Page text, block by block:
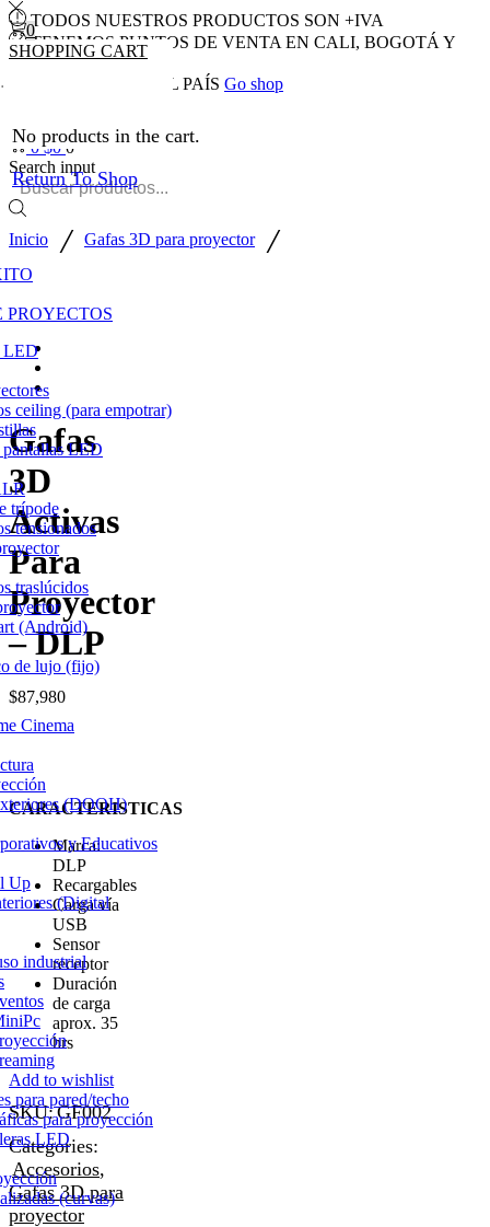
TODOS NUESTROS PRODUCTOS SON +IVA
TENEMOS PUNTOS DE VENTA EN CALI, BOGOTÁ Y
MEDELLÍN
ENVIOS A TOD EL PAÍS Go shop
PROYECTOS
LED
ceiling (para empotrar)
LED
trípode
tensionados
traslúcidos
(Android)
de lujo (fijo)
Cinema
(DOOH)
y Educativos
Up
(Digital
industrial
para pared/techo
para proyección
LED
(curvas)
0$0 0
0
SHOPPING CART
No products in the cart.
Return To Shop
Search input
Inicio / Gafas 3D para proyector /
Gafas
3D
Activas
Para
Proyector
– DLP
$87,980
CARACTERISTICAS
Marca:
DLP
Recargables
Carga vía
USB
Sensor
receptor
Duración
de carga
aprox. 35
hrs
Add to wishlist
SKU:GF002
Categories:
Accesorios,
Gafas 3D para
proyector